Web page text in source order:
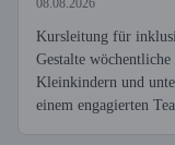
08.08.2026
Kursleitung für
Gestalte
Kleinkindern und
einem engagierten